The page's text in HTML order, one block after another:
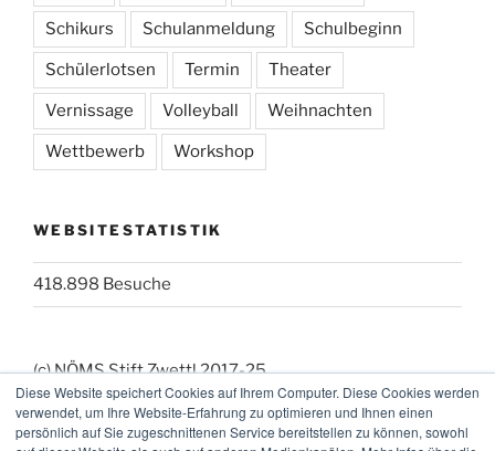
Diese Website speichert Cookies auf Ihrem Computer. Diese Cookies werden
verwendet, um Ihre Website-Erfahrung zu optimieren und Ihnen einen
persönlich auf Sie zugeschnittenen Service bereitstellen zu können, sowohl
Schikurs Schulanmeldung Schulbeginn
Schülerlotsen Termin Theater
Vernissage Volleyball Weihnachten
Wettbewerb Workshop
WEBSITESTATISTIK
418.898 Besuche
(c) NÖMS Stift Zwettl 2017-25
(_:_) Webmaster: KK